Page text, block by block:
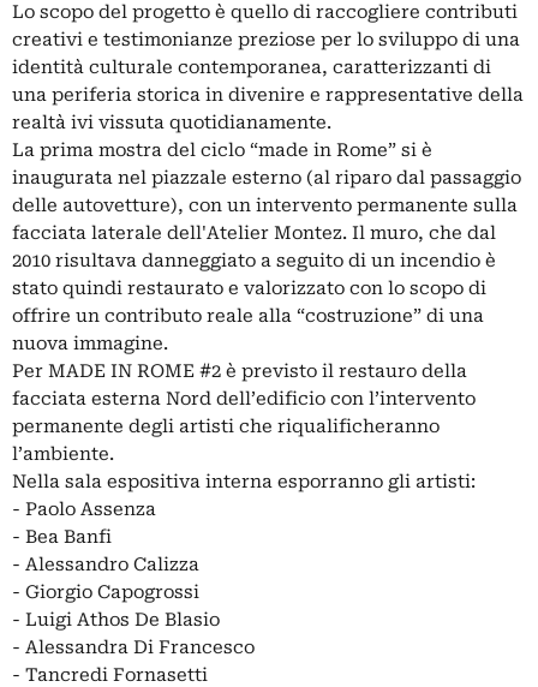
Lo scopo del progetto è quello di raccogliere contributi
creativi e testimonianze preziose per lo sviluppo di una
identità culturale contemporanea, caratterizzanti di
una periferia storica in divenire e rappresentative della
realtà ivi vissuta quotidianamente.
La prima mostra del ciclo “made in Rome” si è
inaugurata nel piazzale esterno (al riparo dal passaggio
delle autovetture), con un intervento permanente sulla
facciata laterale dell'Atelier Montez. Il muro, che dal
2010 risultava danneggiato a seguito di un incendio è
stato quindi restaurato e valorizzato con lo scopo di
offrire un contributo reale alla “costruzione” di una
nuova immagine.
Per MADE IN ROME #2 è previsto il restauro della
facciata esterna Nord dell’edificio con l’intervento
permanente degli artisti che riqualificheranno
l’ambiente.
Nella sala espositiva interna esporranno gli artisti:
- Paolo Assenza
- Bea Banfi
- Alessandro Calizza
- Giorgio Capogrossi
- Luigi Athos De Blasio
- Alessandra Di Francesco
- Tancredi Fornasetti